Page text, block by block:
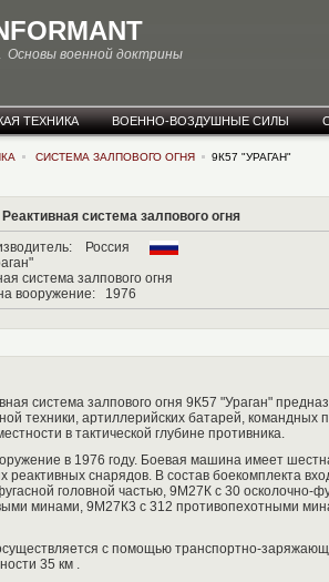
Основы военной доктрины
ТЕХНИКА ВОЕННО-ВОЗДУШНЫЕ СИЛЫ
СИСТЕМА ЗАЛПОВОГО ОГНЯ 9К57 "УРАГАН"
система залпового огня
Россия
система залпового огня
вооружение: 1976
система залпового огня 9К57 "Ураган"
техники, артиллерийских батарей, командных
в тактической глубине противника.
в 1976 году. Боевая машина имеет
реактивных снарядов. В состав боекомплекта
головной частью, 9М27К с 30 осколочно-
минами, 9М27К3 с 312 противопехотными
с помощью транспортно-
35 км .